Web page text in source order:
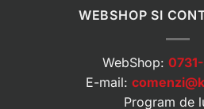
WEBSHOP SI
WebShop:
E-mail:
Program de